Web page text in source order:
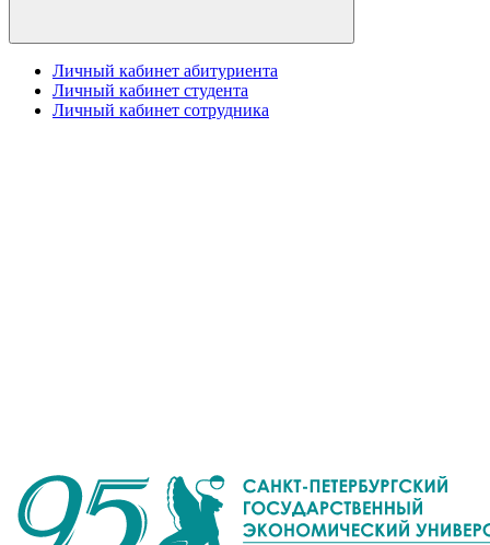
Личный кабинет абитуриента
Личный кабинет студента
Личный кабинет сотрудника